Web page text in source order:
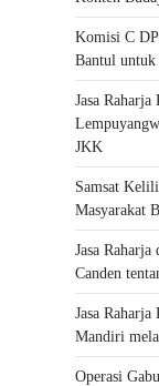
Komisi C
Bantul untuk
Jasa
JKK
Samsat
Masyarakat
Jasa
Canden
Jasa
Mandiri
Operasi